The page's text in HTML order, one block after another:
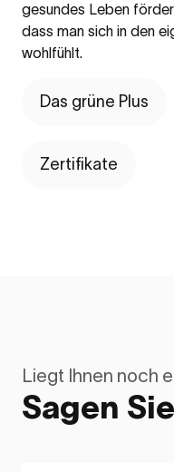
gesundes Leben
dass man sich in den
wohlfühlt.
Das grüne Plus
Zertifikate
Liegt Ihnen noch
Sagen